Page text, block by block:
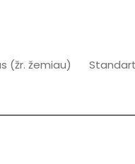
(žr. žemiau)